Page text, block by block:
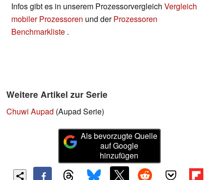
Infos gibt es in unserem Prozessorvergleich Vergleich
mobiler Prozessoren und derProzessoren
Benchmarkliste .
Weitere Artikel zur Serie
Chuwi Aupad (Aupad Serie)
Als bevorzugte Quelle
auf Google
hinzufügen